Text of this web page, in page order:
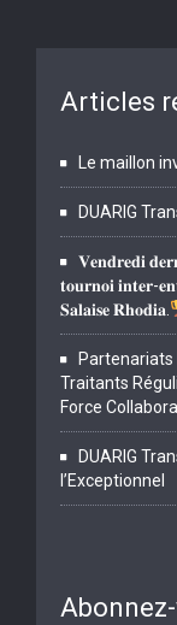
Articles
Le maillon
DUARIG
𝐕𝐞𝐧𝐝𝐫𝐞𝐝𝐢
𝐭𝐨𝐮𝐫𝐧𝐨𝐢 𝐢𝐧𝐭𝐞𝐫-
𝐒𝐚𝐥𝐚𝐢𝐬𝐞 𝐑𝐡𝐨𝐝𝐢𝐚.
Partenariats
Traitants
Force
DUARIG
l’Exceptionnel